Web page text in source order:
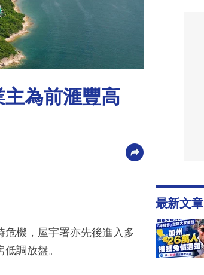
為前滙豐高
機，屋宇署亦先後進入多
調放盤。
最新文章